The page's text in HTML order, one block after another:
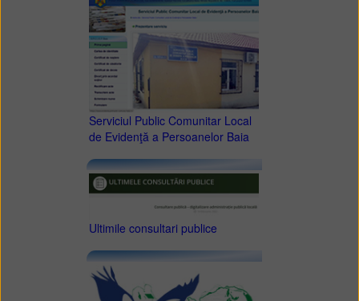
Serviciul Public Comunitar Local
de Evidenţă a Persoanelor Baia
Ultimile consultari publice